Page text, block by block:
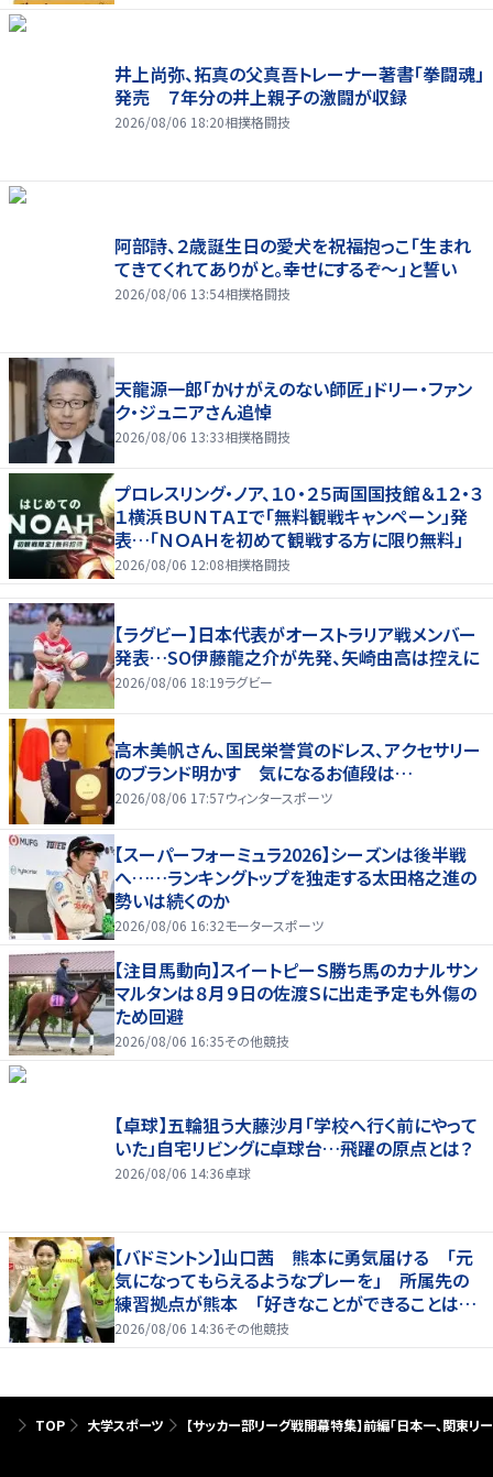
井上尚弥、拓真の父真吾トレーナー著書「拳闘魂」
発売 ７年分の井上親子の激闘が収録
2026/08/06 18:20相撲格闘技
阿部詩、２歳誕生日の愛犬を祝福抱っこ「生まれ
てきてくれてありがと。幸せにするぞ～」と誓い
2026/08/06 13:54相撲格闘技
天龍源一郎「かけがえのない師匠」ドリー・ファン
ク・ジュニアさん追悼
2026/08/06 13:33相撲格闘技
プロレスリング・ノア、１０・２５両国国技館＆１２・３
１横浜ＢＵＮＴＡＩで「無料観戦キャンペーン」発
表…「ＮＯＡＨを初めて観戦する方に限り無料」
2026/08/06 12:08相撲格闘技
【ラグビー】日本代表がオーストラリア戦メンバー
発表…SO伊藤龍之介が先発、矢崎由高は控えに
2026/08/06 18:19ラグビー
高木美帆さん、国民栄誉賞のドレス、アクセサリー
のブランド明かす 気になるお値段は…
2026/08/06 17:57ウィンタースポーツ
【スーパーフォーミュラ2026】シーズンは後半戦
へ……ランキングトップを独走する太田格之進の
勢いは続くのか
2026/08/06 16:32モータースポーツ
【注目馬動向】スイートピーＳ勝ち馬のカナルサン
マルタンは８月９日の佐渡Ｓに出走予定も外傷の
ため回避
2026/08/06 16:35その他競技
【卓球】五輪狙う大藤沙月「学校へ行く前にやって
いた」自宅リビングに卓球台…飛躍の原点とは？
2026/08/06 14:36卓球
【バドミントン】山口茜 熊本に勇気届ける 「元
気になってもらえるようなプレーを」 所属先の
練習拠点が熊本 「好きなことができることは当
たり前じゃない」
2026/08/06 14:36その他競技
TOP 大学スポーツ 【サッカー部リーグ戦開幕特集】前編「日本一、関東